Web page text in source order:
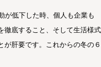
が低下した時、個人も企業も
徹底すること、そして生活様式
肝要です。これからの冬の６